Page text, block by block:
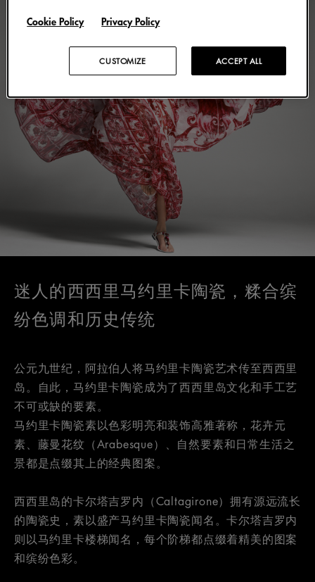
迷人的西西里马约里卡陶瓷，糅合缤
纷色调和历史传统
公元九世纪，阿拉伯人将马约里卡陶瓷艺术传至西西里
岛。自此，马约里卡陶瓷成为了西西里岛文化和手工艺
不可或缺的要素。
马约里卡陶瓷素以色彩明亮和装饰高雅著称，花卉元
素、藤曼花纹（Arabesque）、自然要素和日常生活之
景都是点缀其上的经典图案。
西西里岛的卡尔塔吉罗内（Caltagirone）拥有源远流长
的陶瓷史，素以盛产马约里卡陶瓷闻名。卡尔塔吉罗内
则以马约里卡楼梯闻名，每个阶梯都点缀着精美的图案
和缤纷色彩。
Cookie Policy Privacy Policy
ACCEPT ALL
CUSTOMIZE